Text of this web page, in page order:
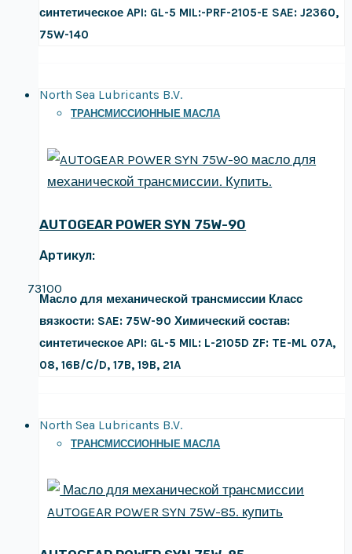
синтетическое API: GL-5 MIL:-PRF-2105-E SAE: J2360,
75W-140
North Sea Lubricants B.V.
ТРАНСМИССИОННЫЕ МАСЛА
AUTOGEAR POWER SYN 75W-90
Артикул:
73100
Масло для механической трансмиссии Класс
вязкости: SAE: 75W-90 Химический состав:
синтетическое API: GL-5 MIL: L-2105D ZF: TE-ML 07A,
08, 16B/C/D, 17B, 19B, 21A
North Sea Lubricants B.V.
ТРАНСМИССИОННЫЕ МАСЛА